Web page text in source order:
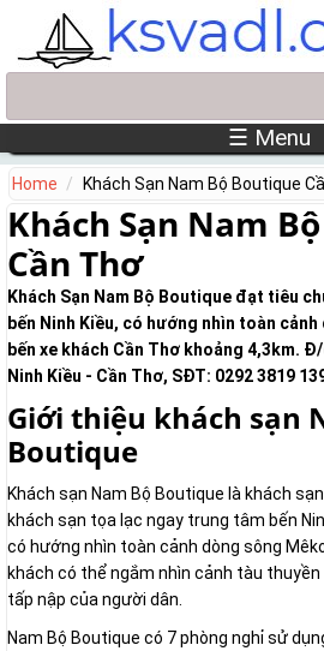
Skip to main content
☰ Menu
Home Khách Sạn Nam Bộ Boutique
Khách Sạn Nam
Cần Thơ
Khách Sạn Nam Bộ Boutique đạt tiêu
bến Ninh Kiều, có hướng nhìn toàn
bến xe khách Cần Thơ khoảng 4,3km.
Ninh Kiều - Cần Thơ, SĐT: 0292 3819
Giới thiệu khách sạn
Boutique
Khách sạn Nam Bộ Boutique là khách
khách sạn tọa lạc ngay trung tâm bến
có hướng nhìn toàn cảnh dòng sông
khách có thể ngắm nhìn cảnh tàu
tấp nập của người dân.
Nam Bộ Boutique có 7 phòng nghỉ sử